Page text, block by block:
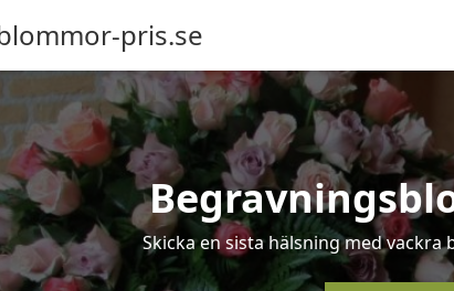
pris.se
Skicka en sista hälsning med